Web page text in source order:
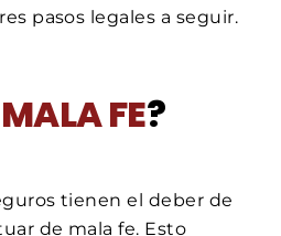
pasos legales a seguir.
FE?
tienen el deber de
de mala fe. Esto